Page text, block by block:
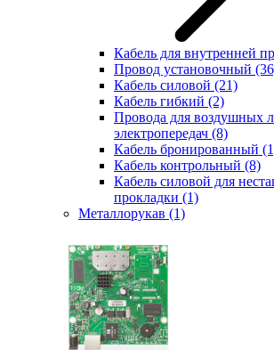
Кабель для внутренней
Провод установочный
Кабель силовой (21)
Кабель гибкий (2)
Провода для воздушных
электропередач (8)
Кабель бронированный
Кабель контрольный (8)
Кабель силовой для
прокладки (1)
Металлорукав (1)